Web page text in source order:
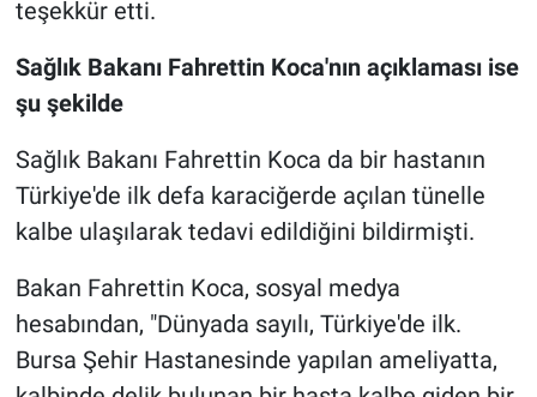
teşekkür etti.
Sağlık Bakanı Fahrettin Koca'nın açıklaması ise
şu şekilde
Sağlık Bakanı Fahrettin Koca da bir hastanın
Türkiye'de ilk defa karaciğerde açılan tünelle
kalbe ulaşılarak tedavi edildiğini bildirmişti.
Bakan Fahrettin Koca, sosyal medya
hesabından, "Dünyada sayılı, Türkiye'de ilk.
Bursa Şehir Hastanesinde yapılan ameliyatta,